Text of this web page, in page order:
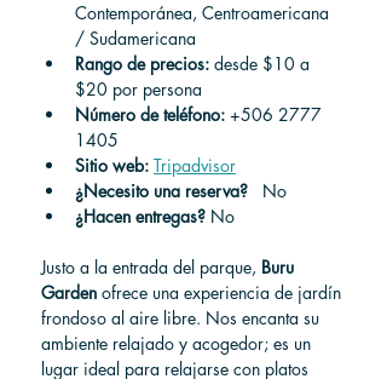
Contemporánea, Centroamericana
/ Sudamericana
Rango de precios: desde $10 a
$20 por persona
Número de teléfono: +506 2777
1405
Sitio web: Tripadvisor
¿Necesito una reserva?
No
¿Hacen entregas? No
Justo a la entrada del parque, Buru
Garden ofrece una experiencia de jardín
frondoso al aire libre. Nos encanta su
ambiente relajado y acogedor; es un
lugar ideal para relajarse con platos